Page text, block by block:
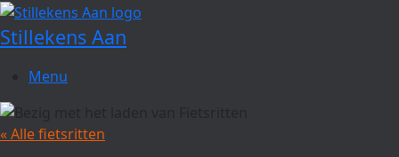
Spring
naar
de
inhoud
Stillekens Aan
Menu
« Alle fietsritten